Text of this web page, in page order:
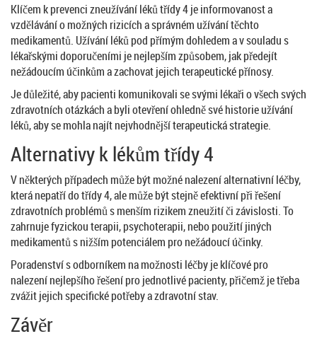
Klíčem k prevenci zneužívání léků třídy 4 je informovanost a
vzdělávání o možných rizicích a správném užívání těchto
medikamentů. Užívání léků pod přímým dohledem a v souladu s
lékařskými doporučeními je nejlepším způsobem, jak předejít
nežádoucím účinkům a zachovat jejich terapeutické přínosy.
Je důležité, aby pacienti komunikovali se svými lékaři o všech svých
zdravotních otázkách a byli otevření ohledně své historie užívání
léků, aby se mohla najít nejvhodnější terapeutická strategie.
Alternativy k lékům třídy 4
V některých případech může být možné nalezení alternativní léčby,
která nepatří do třídy 4, ale může být stejně efektivní při řešení
zdravotních problémů s menším rizikem zneužití či závislosti. To
zahrnuje fyzickou terapii, psychoterapii, nebo použití jiných
medikamentů s nižším potenciálem pro nežádoucí účinky.
Poradenství s odborníkem na možnosti léčby je klíčové pro
nalezení nejlepšího řešení pro jednotlivé pacienty, přičemž je třeba
zvážit jejich specifické potřeby a zdravotní stav.
Závěr